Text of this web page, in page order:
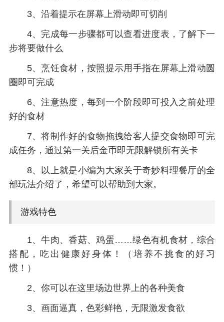
3、沿着提示在屏幕上滑动即可切削
4、完成每一步骤都可以查看进度表，了解下一
步将要做什么
5、烹饪食材，按照提示用手指在屏幕上滑动圆
圈即可完成
6、注意热度，每到一个阶段即可投入之前处理
好的食材
7、将制作好的食物拖拽给客人提交食物即可完
成任务，通过第一关后金币即无限解锁所有关卡
8、以上就是小编为大家关于奇妙料理餐厅的全
部玩法介绍了，希望可以帮助到大家。
游戏特色
1、牛肉、香菇、鸡蛋……绿色有机食材，综合
搭配，吃出健康好身体！（培养不挑食的好习
惯！）
2、你可以在这里场边世界上的各种美食
3、画面逼真，色彩鲜艳，无限激发食欲